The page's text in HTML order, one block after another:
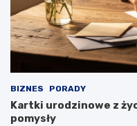
BIZNES PORADY
Kartki urodzinowe z
pomysły